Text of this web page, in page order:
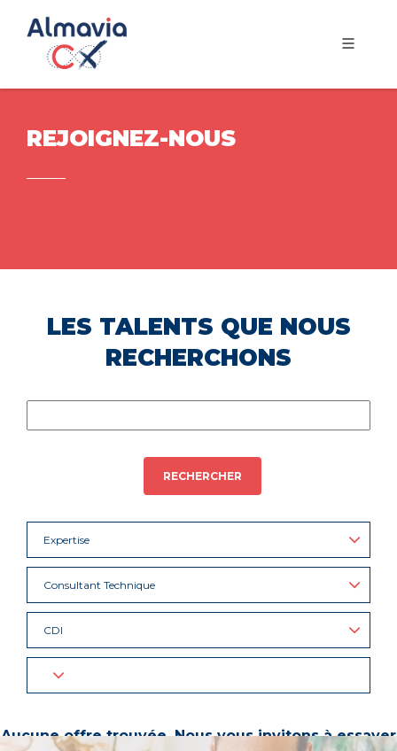
REJOIGNEZ-NOUS
LES TALENTS QUE NOUS
RECHERCHONS
RECHERCHER
Expertise
Consultant Technique
CDI
Aucune offre trouvée. Nous vous invitons à essayer